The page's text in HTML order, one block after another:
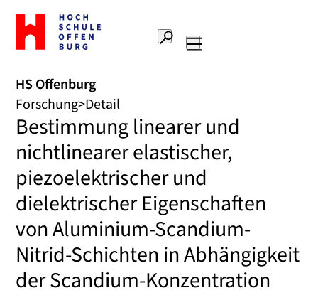
Zur
Startseite
Hochschule
Suche
HS Offenburg
Forschung Detail
Bestimmung linearer und
nichtlinearer elastischer,
piezoelektrischer und
dielektrischer Eigenschaften
von Aluminium-Scandium-
Nitrid-Schichten in Abhängigkeit
der Scandium-Konzentration